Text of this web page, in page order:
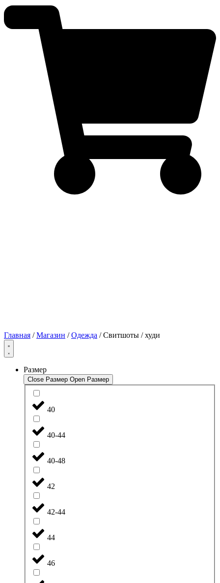
Главная /Магазин /Одежда / Свитшоты / худи
Размер
Close Размер Open Размер
40
40-44
40-48
42
42-44
44
46